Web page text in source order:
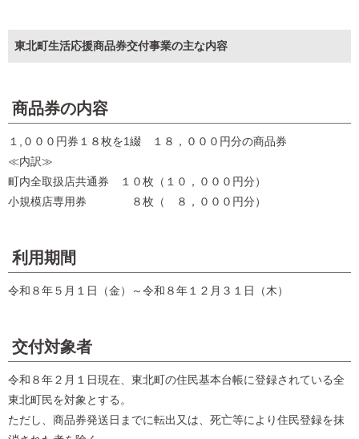
東北町生活応援商品券交付事業の主な内容
商品券の内容
１,０００円券１８枚を1綴 １８，０００円分の商品券
≪内訳≫
町内全取扱店共通券 １０枚（１０，０００円分）
小規模店専用券 ８枚（ ８，０００円分）
利用期間
令和８年５月１日（金）～令和８年１２月３１日（木）
交付対象者
令和８年２月１日現在、東北町の住民基本台帳に登録されている全
東北町民を対象とする。
ただし、商品券発送日までに転出又は、死亡等により住民登録を抹